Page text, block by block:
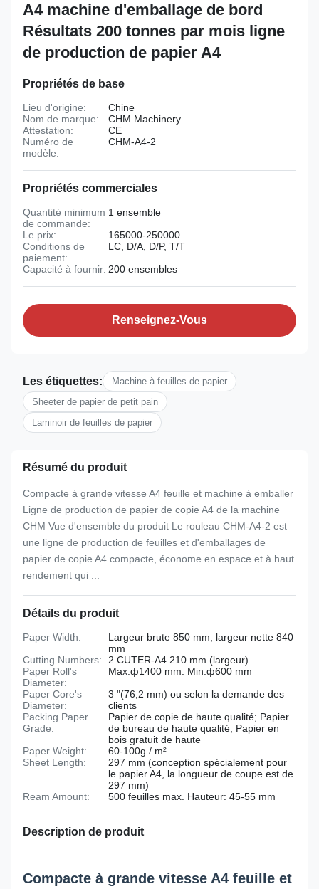
A4 machine d'emballage de bord
Résultats 200 tonnes par mois ligne
de production de papier A4
Propriétés de base
Lieu d'origine:
Chine
Nom de marque:
CHM Machinery
Attestation:
CE
Numéro de
modèle:
CHM-A4-2
Propriétés commerciales
Quantité minimum
de commande:
1 ensemble
Le prix:
165000-250000
Conditions de
paiement:
LC, D/A, D/P, T/T
Capacité à fournir: 200 ensembles
Renseignez-Vous
Les étiquettes:
Machine à feuilles de papier
Sheeter de papier de petit pain
Laminoir de feuilles de papier
Résumé du produit
Compacte à grande vitesse A4 feuille et machine à emballer
Ligne de production de papier de copie A4 de la machine
CHM Vue d'ensemble du produit Le rouleau CHM-A4-2 est
une ligne de production de feuilles et d'emballages de
papier de copie A4 compacte, économe en espace et à haut
rendement qui ...
Détails du produit
Paper Width:
Largeur brute 850 mm, largeur nette 840
mm
Cutting Numbers:
2 CUTER-A4 210 mm (largeur)
Paper Roll's
Diameter:
Max.ф1400 mm. Min.ф600 mm
Paper Core's
Diameter:
3 "(76,2 mm) ou selon la demande des
clients
Packing Paper
Grade:
Papier de copie de haute qualité; Papier
de bureau de haute qualité; Papier en
bois gratuit de haute
Paper Weight:
60-100g / m²
Sheet Length:
297 mm (conception spécialement pour
le papier A4, la longueur de coupe est de
297 mm)
Ream Amount:
500 feuilles max. Hauteur: 45-55 mm
Description de produit
Compacte à grande vitesse A4 feuille et